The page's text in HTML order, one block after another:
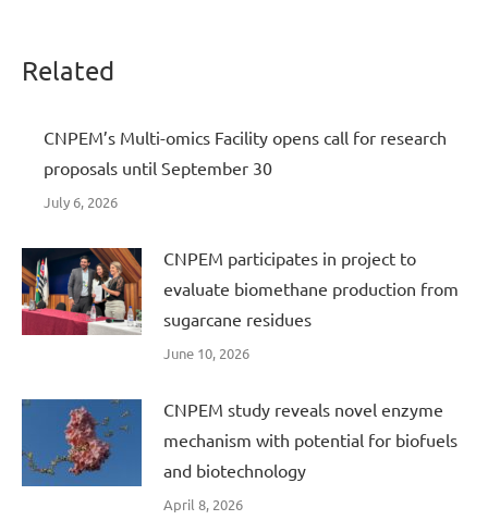
Related
CNPEM’s Multi-omics Facility opens call for research
proposals until September 30
July 6, 2026
CNPEM participates in project to
evaluate biomethane production from
sugarcane residues
June 10, 2026
CNPEM study reveals novel enzyme
mechanism with potential for biofuels
and biotechnology
April 8, 2026